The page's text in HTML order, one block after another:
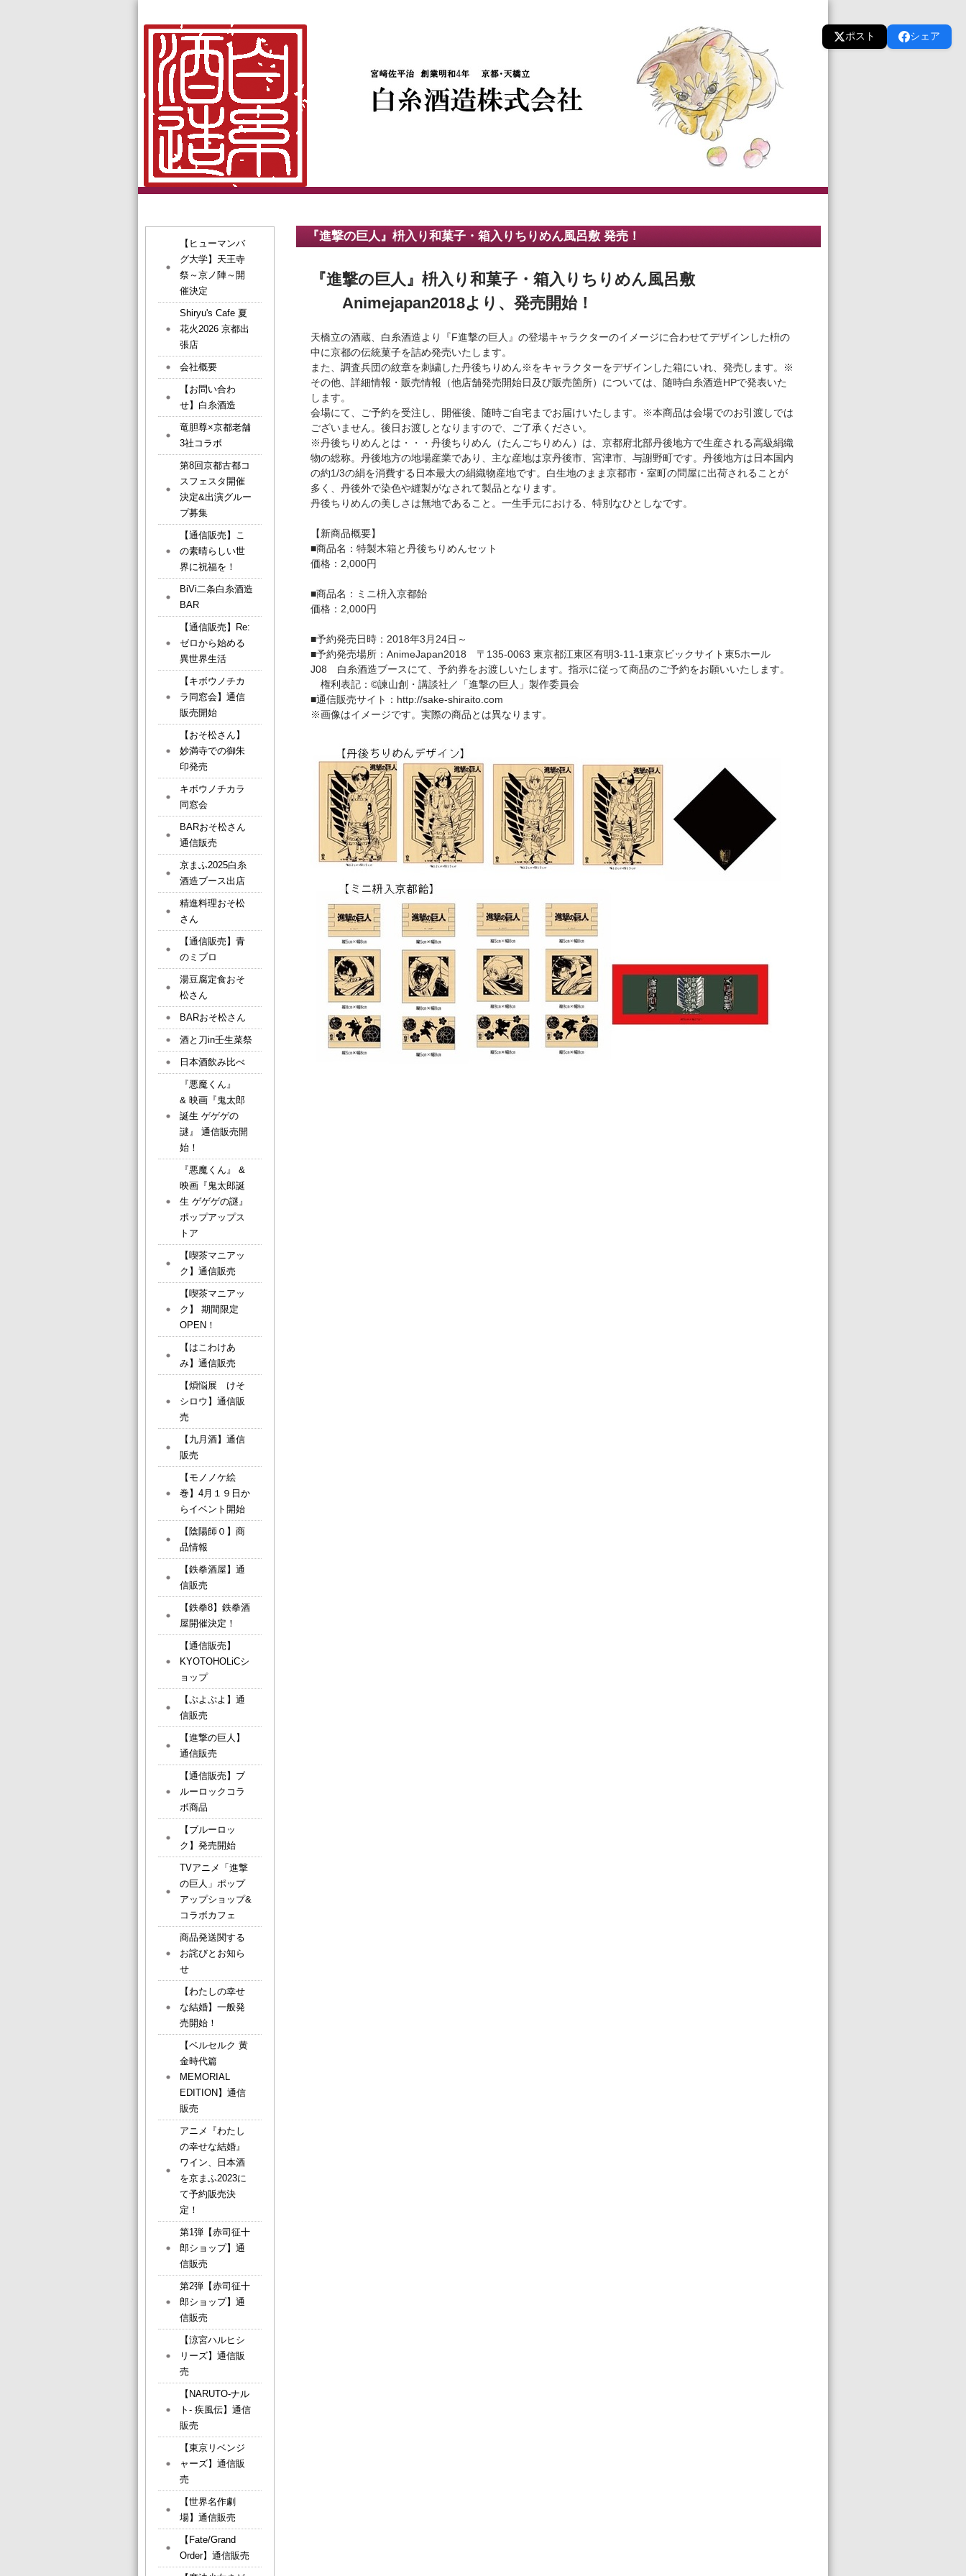
ポスト シェア
『進撃の巨人』枡入り和菓子・箱入りちりめん風呂敷 発売！
『進撃の巨人』枡入り和菓子・箱入りちりめん風呂敷
Animejapan2018より、発売開始！
天橋立の酒蔵、白糸酒造より『F進撃の巨人』の登場キャラクターのイメージに合わせてデザインした枡の
中に京都の伝統菓子を詰め発売いたします。
また、調査兵団の紋章を刺繍した丹後ちりめん※をキャラクターをデザインした箱にいれ、発売します。※
その他、詳細情報・販売情報（他店舗発売開始日及び販売箇所）については、随時白糸酒造HPで発表いた
します。
会場にて、ご予約を受注し、開催後、随時ご自宅までお届けいたします。※本商品は会場でのお引渡しでは
ございません。後日お渡しとなりますので、ご了承ください。
※丹後ちりめんとは・・・丹後ちりめん（たんごちりめん）は、京都府北部丹後地方で生産される高級絹織
物の総称。丹後地方の地場産業であり、主な産地は京丹後市、宮津市、与謝野町です。丹後地方は日本国内
の約1/3の絹を消費する日本最大の絹織物産地です。白生地のまま京都市・室町の問屋に出荷されることが
多く、丹後外で染色や縫製がなされて製品となります。
丹後ちりめんの美しさは無地であること。一生手元における、特別なひとしなです。
【新商品概要】
■商品名：特製木箱と丹後ちりめんセット
価格：2,000円
■商品名：ミニ枡入京都飴
価格：2,000円
■予約発売日時：2018年3月24日～
■予約発売場所：AnimeJapan2018 〒135-0063 東京都江東区有明3-11-1東京ビックサイト東5ホール
J08 白糸酒造ブースにて、予約券をお渡しいたします。指示に従って商品のご予約をお願いいたします。
権利表記：©諫山創・講談社／「進撃の巨人」製作委員会
■通信販売サイト：http://sake-shiraito.com
※画像はイメージです。実際の商品とは異なります。
【ヒューマンバ
グ大学】天王寺
祭～京ノ陣～開
催決定
Shiryu's Cafe 夏
花火2026 京都出
張店
会社概要
【お問い合わ
せ】白糸酒造
竜胆尊×京都老舗
3社コラボ
第8回京都古都コ
スフェスタ開催
決定&出演グルー
プ募集
【通信販売】こ
の素晴らしい世
界に祝福を！
BiVi二条白糸酒造
BAR
【通信販売】Re:
ゼロから始める
異世界生活
【キボウノチカ
ラ同窓会】通信
販売開始
【おそ松さん】
妙満寺での御朱
印発売
キボウノチカラ
同窓会
BARおそ松さん
通信販売
京まふ2025白糸
酒造ブース出店
精進料理おそ松
さん
【通信販売】青
のミブロ
湯豆腐定食おそ
松さん
BARおそ松さん
酒と刀in壬生菜祭
日本酒飲み比べ
『悪魔くん』
& 映画『鬼太郎
誕生 ゲゲゲの
謎』 通信販売開
始！
『悪魔くん』 &
映画『鬼太郎誕
生 ゲゲゲの謎』
ポップアップス
トア
【喫茶マニアッ
ク】通信販売
【喫茶マニアッ
ク】 期間限定
OPEN！
【はこわけあ
み】通信販売
【煩悩展 けそ
シロウ】通信販
売
【九月酒】通信
販売
【モノノケ絵
巻】4月１９日か
らイベント開始
【陰陽師０】商
品情報
【鉄拳酒屋】通
信販売
【鉄拳8】鉄拳酒
屋開催決定！
【通信販売】
KYOTOHOLiCシ
ョップ
【ぷよぷよ】通
信販売
【進撃の巨人】
通信販売
【通信販売】ブ
ルーロックコラ
ボ商品
【ブルーロッ
ク】発売開始
TVアニメ「進撃
の巨人」ポップ
アップショップ&
コラボカフェ
商品発送関する
お詫びとお知ら
せ
【わたしの幸せ
な結婚】一般発
売開始！
【ベルセルク 黄
金時代篇
MEMORIAL
EDITION】通信
販売
アニメ『わたし
の幸せな結婚』
ワイン、日本酒
を京まふ2023に
て予約販売決
定！
第1弾【赤司征十
郎ショップ】通
信販売
第2弾【赤司征十
郎ショップ】通
信販売
【涼宮ハルヒシ
リーズ】通信販
売
【NARUTO-ナル
ト- 疾風伝】通信
販売
【東京リベンジ
ャーズ】通信販
売
【世界名作劇
場】通信販売
【Fate/Grand
Order】通信販売